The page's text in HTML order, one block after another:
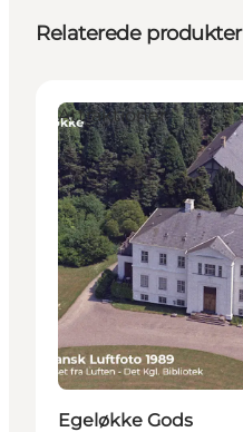
Relaterede produkter
Attraktioner
Egeløkke Gods